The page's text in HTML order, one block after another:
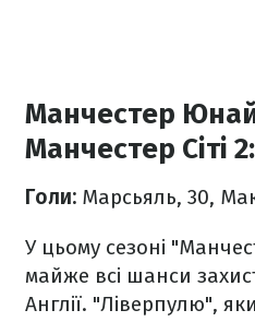
Манчестер
Манчестер Сіті
Голи: Марсьяль, 30,
У цьому сезоні
майже всі шанси
Англії. "Ліверпулю",